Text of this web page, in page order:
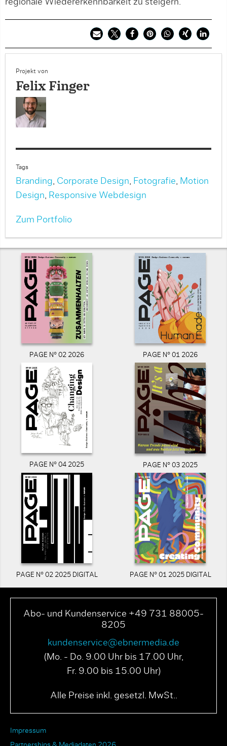
regionale Wiedererkennbarkeit zu steigern.
Projekt von
Felix Finger
Tags
Branding, Corporate Design, Fotografie, Motion
Design, Responsive Webdesign
Zum Portfolio
PAGE N° 02 2026 PAGE N° 01 2026
PAGE N° 04 2025 PAGE N° 03 2025
PAGE N° 02 2025 DIGITAL PAGE N° 01 2025 DIGITAL
Abo- und Kundenservice +49 731 88005-
8205
kundenservice@ebnermedia.de
(Mo. - Do. 9.00 Uhr bis 17.00 Uhr,
Fr. 9.00 bis 15.00 Uhr)
Alle Preise inkl. gesetzl. MwSt..
Impressum